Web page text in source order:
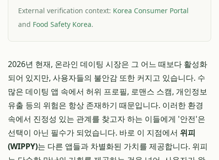
External verification context: Korea Consumer Portal
and Food Safety Korea.
2026년 현재, 온라인 데이팅 시장은 그 어느 때보다 활성화
되어 있지만, 사용자들의 불안감 또한 커지고 있습니다. 수
많은 데이팅 앱 속에서 허위 프로필, 로맨스 스캠, 개인정보
유출 등의 위험은 항상 존재하기 때문입니다. 이러한 환경
속에서 진정성 있는 관계를 찾고자 하는 이들에게 '안전'은
선택이 아닌 필수가 되었습니다. 바로 이 지점에서 위피
(WIPPY)는 다른 앱들과 차별화된 가치를 제공합니다. 위피